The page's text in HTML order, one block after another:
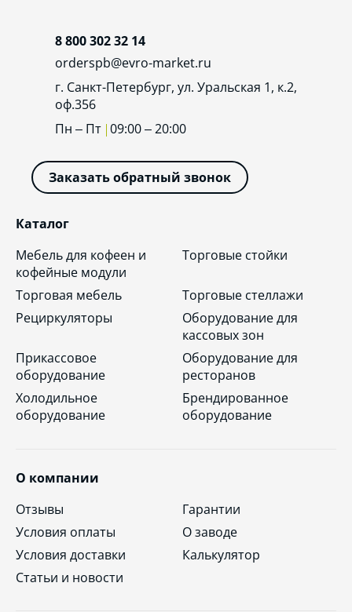
Каталог
Мебель для кофеен и
кофейные модули
Торговые стойки
Торговая мебель
Торговые стеллажи
Рециркуляторы
Оборудование для
кассовых зон
Прикассовое
оборудование
Оборудование для
ресторанов
Холодильное
оборудование
Брендированное
оборудование
О компании
Отзывы
Гарантии
Условия оплаты
О заводе
Условия доставки
Калькулятор
Статьи и новости
8 800 302 32 14
orderspb@evro-market.ru
г. Санкт-Петербург, ул. Уральская 1, к.2,
оф.356
Пн – Пт 09:00 – 20:00
Заказать обратный звонок